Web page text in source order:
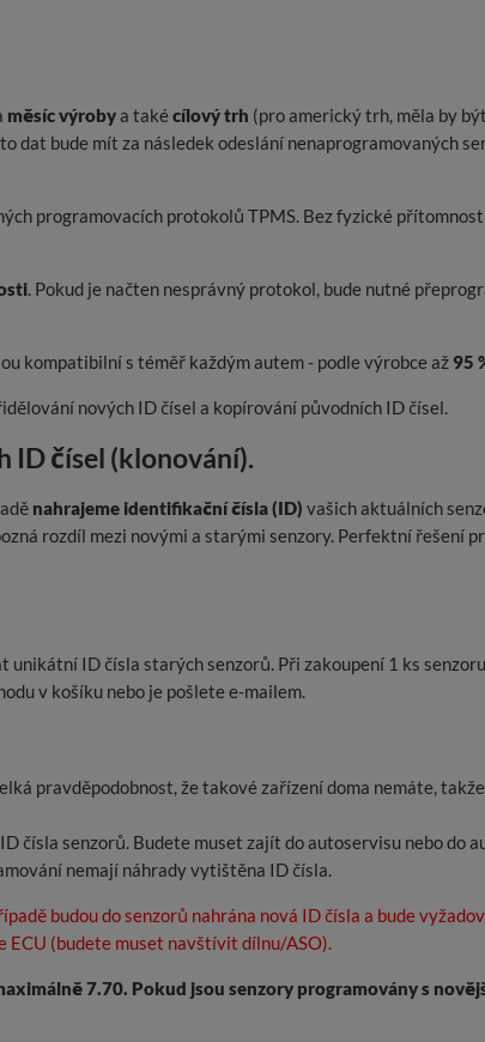
měsíc výrobya také cílový trh (pro americký trh, měla by
bude mít za následek odeslání nenaprogramovaných
programovacích protokolů TPMS. Bez fyzické
. Pokud je načten nesprávný protokol, bude nutné
kompatibilní s téměř každým autem - podle výrobce až 95
nových ID čísel a kopírování původních ID čísel.
ID čísel (klonování).
nahrajeme identifikační čísla (ID) vašich aktuálních
rozdíl mezi novými a starými senzory. Perfektní řešení
unikátní ID čísla starých senzorů. Při zakoupení 1 ks
v košíku nebo je pošlete e-mailem.
pravděpodobnost, že takové zařízení doma nemáte,
čísla senzorů. Budete muset zajít do autoservisu nebo do
nemají náhrady vytištěna ID čísla.
budou do senzorů nahrána nová ID čísla a bude
ECU (budete muset navštívit dílnu/ASO).
7.70. Pokud jsou senzory programovány s